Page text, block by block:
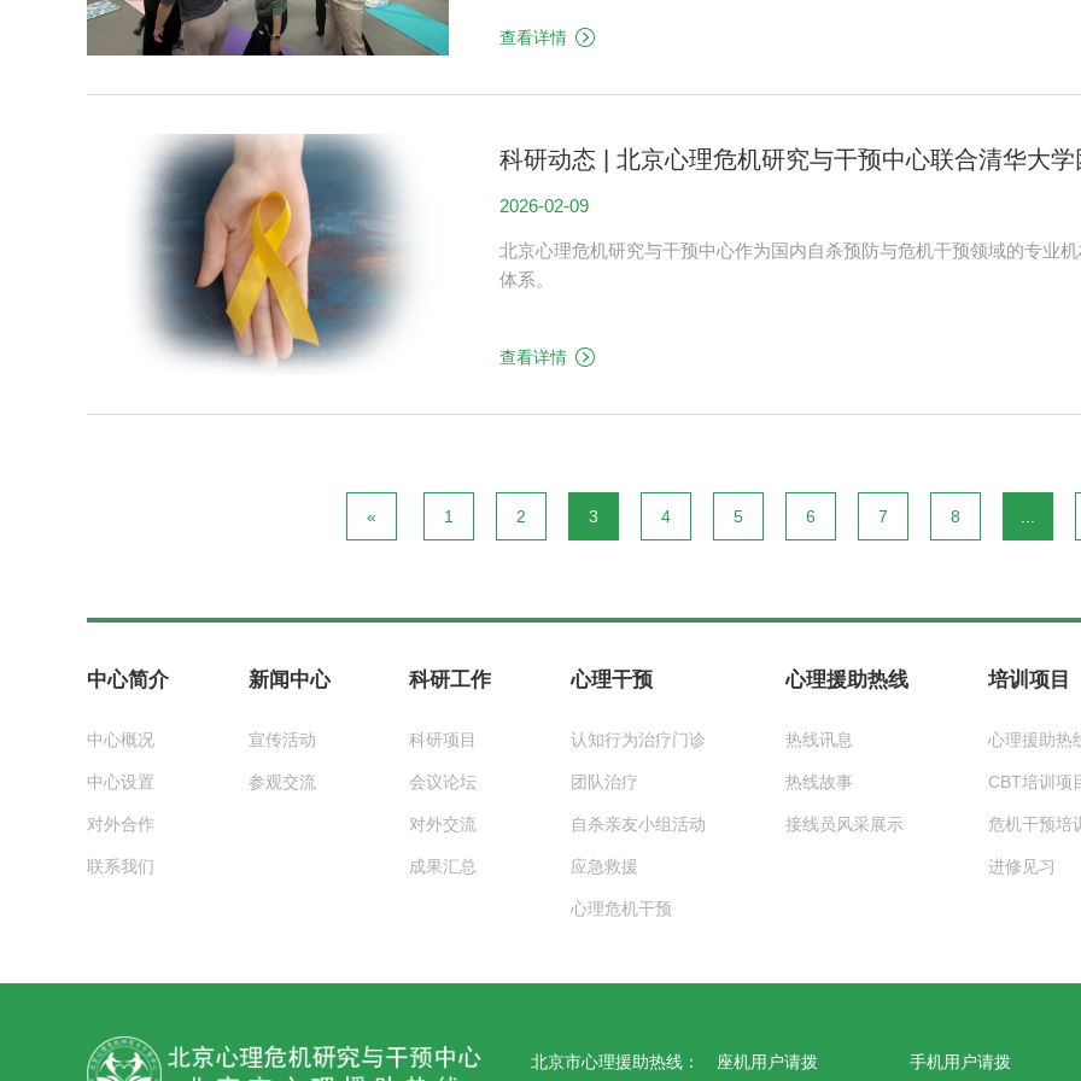
查看详情
科研动态 | 北京心理危机研究与干预中心联合清华大
果：推动校园自杀预防科学化与系统化
2026-02-09
北京心理危机研究与干预中心作为国内自杀预防与危机干预领域的专业
体系。
查看详情
« 1 2 3 4 5 6 7 8
中心简介
中心概况
中心设置
对外合作
联系我们
新闻中心
宣传活动
参观交流
科研工作
科研项目
会议论坛
对外交流
成果汇总
心理干预
认知行为治疗门诊
团队治疗
自杀亲友小组活动
应急救援
心理危机干预
心理援助热线
热线讯息
热线故事
接线员风采展示
培训项目
心理援助热
CBT培训项
危机干预培
进修见习
北京市心理援助热线： 座机用户请拨 手机用户请拨